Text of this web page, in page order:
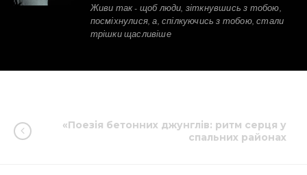
Живи так - щоб люди, зіткнувшись з тобою,
посміхнулися, а, спілкуючись з тобою, стали
трішки щасливіше
«Поезія бетонних джунглів: ритм серця у
спальних районах